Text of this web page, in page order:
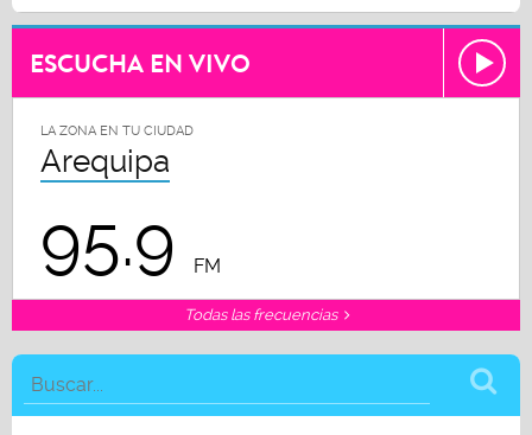
ESCUCHA EN VIVO
LA ZONA EN TU CIUDAD
Arequipa
95.9 FM
Todas las frecuencias